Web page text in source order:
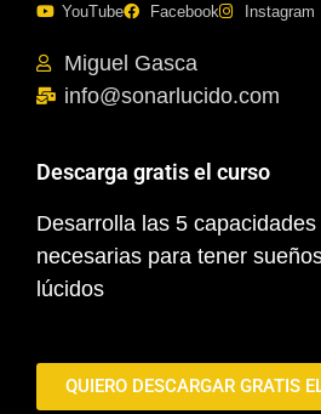
YouTube Facebook Instagram
Miguel Gasca
info@sonarlucido.com
Descarga gratis el curso
Desarrolla las 5 capacidades
necesarias para tener
lúcidos
QUIERO DESCARGAR GRATIS